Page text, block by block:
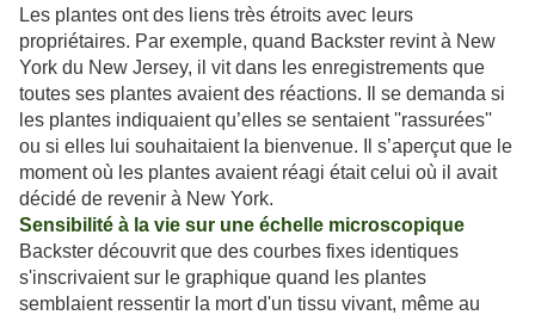
Les plantes ont des liens très étroits avec leurs
propriétaires. Par exemple, quand Backster revint à New
York du New Jersey, il vit dans les enregistrements que
toutes ses plantes avaient des réactions. Il se demanda si
les plantes indiquaient qu’elles se sentaient ''rassurées''
ou si elles lui souhaitaient la bienvenue. Il s’aperçut que le
moment où les plantes avaient réagi était celui où il avait
décidé de revenir à New York.
Sensibilité à la vie sur une échelle microscopique
Backster découvrit que des courbes fixes identiques
s'inscrivaient sur le graphique quand les plantes
semblaient ressentir la mort d'un tissu vivant, même au